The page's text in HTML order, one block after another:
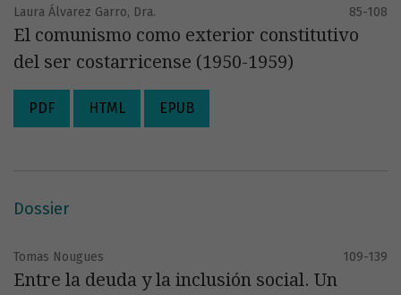
Laura Álvarez Garro, Dra. 85-108
El comunismo como exterior constitutivo
del ser costarricense (1950-1959)
PDF HTML EPUB
Dossier
Tomas Nougues 109-139
Entre la deuda y la inclusión social. Un